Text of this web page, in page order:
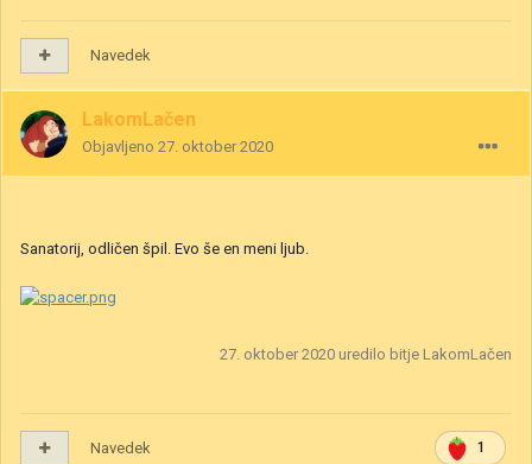
Navedek
LakomLačen
Objavljeno 27. oktober 2020
Sanatorij, odličen špil. Evo še en meni ljub.
27. oktober 2020 uredilo bitje LakomLačen
1
Navedek